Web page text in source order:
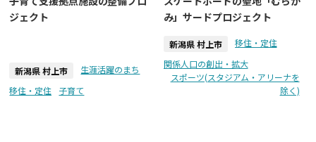
ジェクト
新潟県 村上市
生涯活躍のまち
移住・定住
子育て
み」サードプロジェクト
新潟県 村上市
移住・定住
関係人口の創出・拡大
スポーツ(スタジアム・アリーナを
除く)